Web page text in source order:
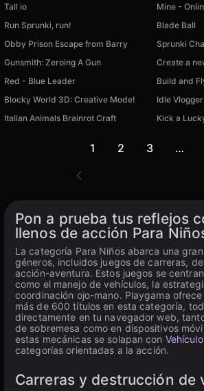
Tall io
Mine -
Run Sprunki, run!
Blade Ball
Obby Prison Escape from Barry
Sprunki
Gunsmith: Zeroing A Gun
Create a
Red - Blue Leader
Build and
Blocky World 3D: Creative Mode!
Idle
Italian Animals Brainrot Craft
Kick a
1 2 3 …
Pon a prueba tus reflejos
llenos de acción Para
La categoría Para Niños abarca una
géneros, incluidos juegos de carreras,
acción-aventura. Estos juegos se
como el manejo de vehículos, la
coordinación ojo-mano. Playgama
más de 600 títulos en esta categoría,
directamente en tu navegador web,
de sobremesa como en dispositivos
estas mecánicas se solapan con
categorías orientadas a la acción.
Carreras y destrucción de